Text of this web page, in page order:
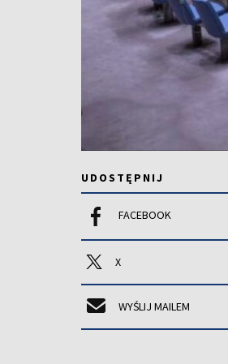
UDOSTĘPNIJ
FACEBOOK
X
WYŚLIJ MAILEM